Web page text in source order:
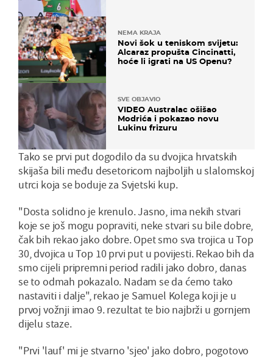
NEMA KRAJA
Novi šok u teniskom svijetu:
Alcaraz propušta Cincinatti,
hoće li igrati na US Openu?
SVE OBJAVIO
VIDEO Australac ošišao
Modrića i pokazao novu
Lukinu frizuru
Tako se prvi put dogodilo da su dvojica hrvatskih
skijaša bili među desetoricom najboljih u slalomskoj
utrci koja se boduje za Svjetski kup.
"Dosta solidno je krenulo. Jasno, ima nekih stvari
koje se još mogu popraviti, neke stvari su bile dobre,
čak bih rekao jako dobre. Opet smo sva trojica u Top
30, dvojica u Top 10 prvi put u povijesti. Rekao bih da
smo cijeli pripremni period radili jako dobro, danas
se to odmah pokazalo. Nadam se da ćemo tako
nastaviti i dalje", rekao je Samuel Kolega koji je u
prvoj vožnji imao 9. rezultat te bio najbrži u gornjem
dijelu staze.
"Prvi 'lauf' mi je stvarno 'sjeo' jako dobro, pogotovo